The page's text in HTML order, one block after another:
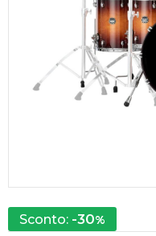
Sconto: -30%